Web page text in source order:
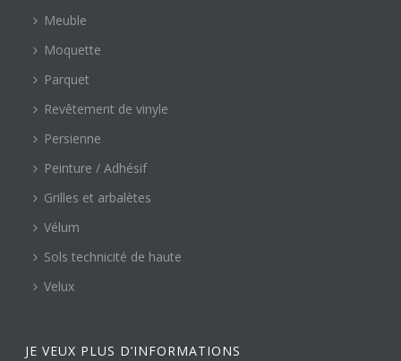
Meuble
Moquette
Parquet
Revêtement de vinyle
Persienne
Peinture / Adhésif
Grilles et arbalètes
Vélum
Sols technicité de haute
Velux
JE VEUX PLUS D’INFORMATIONS